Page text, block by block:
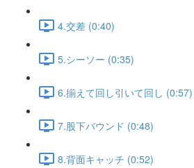
4.交差 (0:40)
5.シーソー (0:35)
6.揃えて回し引いて回し (0:57)
7.股下バウンド (0:48)
8.背面キャッチ (0:52)